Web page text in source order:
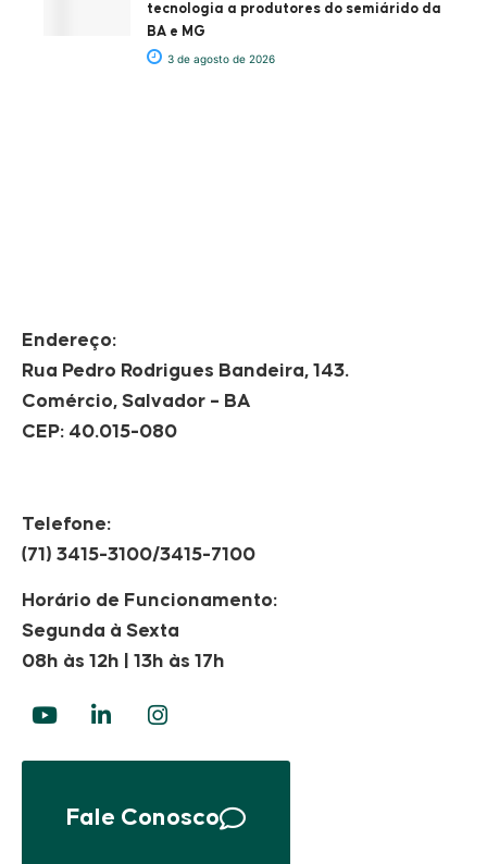
tecnologia a produtores do semiárido da
BA e MG
3 de agosto de 2026
Endereço:
Rua Pedro Rodrigues Bandeira, 143.
Comércio, Salvador – BA
CEP: 40.015-080
Telefone:
(71) 3415-3100/3415-7100
Horário de Funcionamento:
Segunda à Sexta
08h às 12h | 13h às 17h
Fale Conosco